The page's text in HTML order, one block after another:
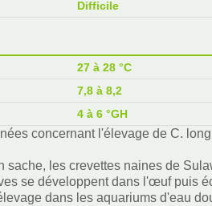
Difficile
27 à 28 °C
7,8 à 8,2
4 à 6 °GH
concernant l'élevage de C.
sache, les crevettes naines de
se développent dans l'œuf puis
dans les aquariums d'eau